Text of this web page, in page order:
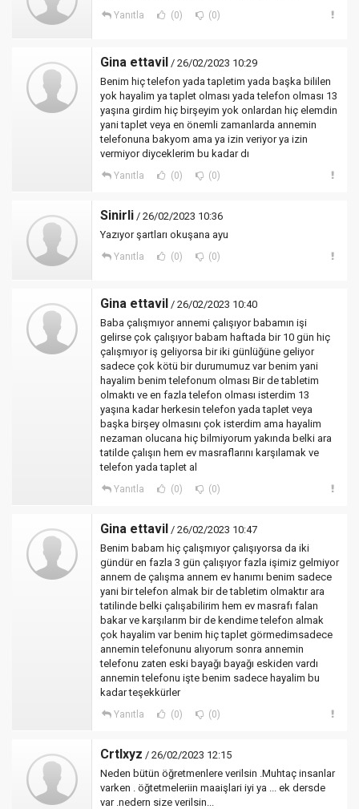
Yanıtla (0) (0)
Gina ettavil / 26/02/2023 10:29
Benim hiç telefon yada tapletim yada başka bililen
yok hayalim ya taplet olması yada telefon olması 13
yaşına girdim hiç birşeyim yok onlardan hiç elemdin
yani taplet veya en önemli zamanlarda annemin
telefonuna bakyom ama ya izin veriyor ya izin
vermiyor diyceklerim bu kadar dı
Yanıtla (0) (0)
Sinirli / 26/02/2023 10:36
Yazıyor şartları okuşana ayu
Yanıtla (0) (0)
Gina ettavil / 26/02/2023 10:40
Baba çalışmıyor annemi çalışıyor babamın işi
gelirse çok çalışıyor babam haftada bir 10 gün hiç
çalışmıyor iş geliyorsa bir iki günlüğüne geliyor
sadece çok kötü bir durumumuz var benim yani
hayalim benim telefonum olması Bir de tabletim
olmaktı ve en fazla telefon olması isterdim 13
yaşına kadar herkesin telefon yada taplet veya
başka birşey olmasını çok isterdim ama hayalim
nezaman olucana hiç bilmiyorum yakında belki ara
tatilde çalışın hem ev masraflarını karşılamak ve
telefon yada taplet al
Yanıtla (0) (0)
Gina ettavil / 26/02/2023 10:47
Benim babam hiç çalışmıyor çalışıyorsa da iki
gündür en fazla 3 gün çalışıyor fazla işimiz gelmiyor
annem de çalışma annem ev hanımı benim sadece
yani bir telefon almak bir de tabletim olmaktır ara
tatilinde belki çalışabilirim hem ev masrafı falan
bakar ve karşılarım bir de kendime telefon almak
çok hayalim var benim hiç taplet görmedimsadece
annemin telefonunu alıyorum sonra annemin
telefonu zaten eski bayağı bayağı eskiden vardı
annemin telefonu işte benim sadece hayalim bu
kadar teşekkürler
Yanıtla (0) (0)
Crtlxyz / 26/02/2023 12:15
Neden bütün öğretmenlere verilsin .Muhtaç insanlar
varken . öğtetmeleriin maaişlari iyi ya ... ek dersde
var .nedern size verilsin...